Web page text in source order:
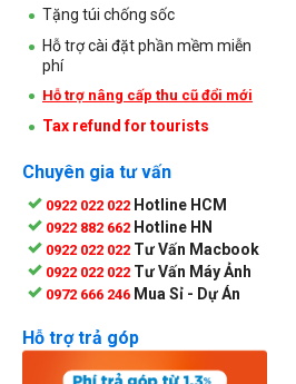
Tặng túi chống sốc
Hỗ trợ cài đặt phần mềm miễn
phí
Hỗ trợ nâng cấp thu cũ đổi mới
Tax refund for tourists
Chuyên gia tư vấn
0922 022 022 Hotline HCM
0922 882 662 Hotline HN
0922 022 022 Tư Vấn Macbook
0922 022 022 Tư Vấn Máy Ảnh
0972 666 246 Mua Sỉ - Dự Án
Hỗ trợ trả góp